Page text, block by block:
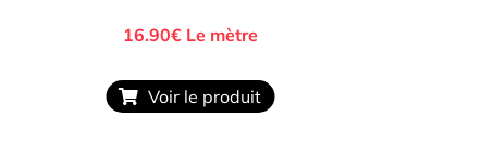
16.90€Le mètre
Voir le produit